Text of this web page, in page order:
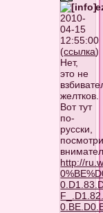
2010-
04-15
12:55:00
(ссылка)
Нет,
это не
желтков.
Вот тут
по-
русски,
http://